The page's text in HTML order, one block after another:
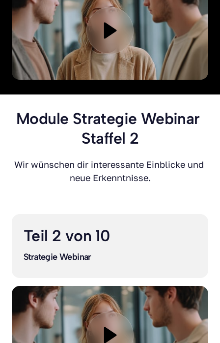
Module Strategie Webinar
Staffel 2
Wir wünschen dir interessante Einblicke und
neue Erkenntnisse.
Teil 2 von 10
Strategie Webinar